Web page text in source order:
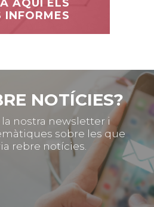
AQUÍ ELS
INFORMES
NOTÍCIES?
nostra newsletter i
sobre les que
rebre notícies.